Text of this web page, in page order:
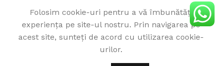
1993 - 2022 SIMPROCOM SRL. Made with ♥by201.ro
Folosim cookie-uri pentru a vă îmbunătăți
experiența pe site-ul nostru. Prin navigarea pe
acest site, sunteți de acord cu utilizarea cookie-
urilor.